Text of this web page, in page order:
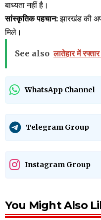
बाध्यता नहीं है।
सांस्कृतिक पहचान:झारखंड की
मिले।
See also लातेहार में
WhatsApp Channel
Telegram Group
Instagram Group
You Might Also